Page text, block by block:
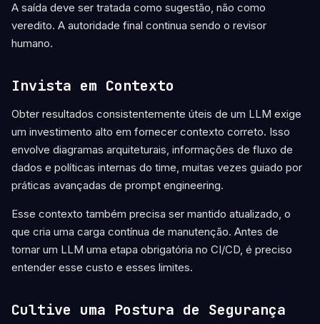
A saída deve ser tratada como sugestão, não como
veredito. A autoridade final continua sendo o revisor
humano.
Invista em Contexto
Obter resultados consistentemente úteis de um LLM exige
um investimento alto em fornecer contexto correto. Isso
envolve diagramas arquiteturais, informações de fluxo de
dados e políticas internas do time, muitas vezes guiado por
práticas avançadas de prompt engineering.
Esse contexto também precisa ser mantido atualizado, o
que cria uma carga contínua de manutenção. Antes de
tornar um LLM uma etapa obrigatória no CI/CD, é preciso
entender esse custo e esses limites.
Cultive uma Postura de Segurança